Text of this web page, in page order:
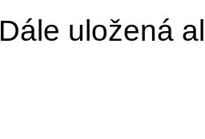
Dále uložená